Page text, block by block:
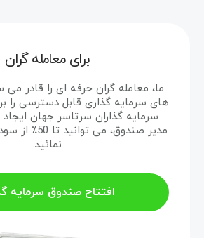
برای معامله گران
ما، معامله گران حرفه ای را قادر
های سرمایه گذاری قابل دسترسی را
سرمایه گذاران سرتاسر جهان ایجاد
مدیر صندوق، می
نمائید.
افتتاح صندوق سرمایه